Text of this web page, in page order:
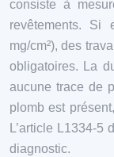
consiste à
revêtements. Si
mg/cm²), des
obligatoires. La
aucune trace de
plomb est
L’article L1334-
diagnostic.